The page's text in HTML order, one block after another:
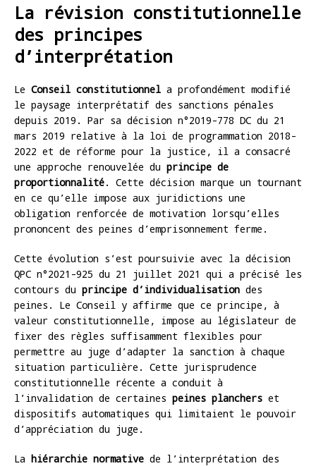
La révision constitutionnelle
des principes
d’interprétation
Le Conseil constitutionnel a profondément modifié
le paysage interprétatif des sanctions pénales
depuis 2019. Par sa décision n°2019-778 DC du 21
mars 2019 relative à la loi de programmation 2018-
2022 et de réforme pour la justice, il a consacré
une approche renouvelée du principe de
proportionnalité. Cette décision marque un tournant
en ce qu’elle impose aux juridictions une
obligation renforcée de motivation lorsqu’elles
prononcent des peines d’emprisonnement ferme.
Cette évolution s’est poursuivie avec la décision
QPC n°2021-925 du 21 juillet 2021 qui a précisé les
contours du principe d’individualisation des
peines. Le Conseil y affirme que ce principe, à
valeur constitutionnelle, impose au législateur de
fixer des règles suffisamment flexibles pour
permettre au juge d’adapter la sanction à chaque
situation particulière. Cette jurisprudence
constitutionnelle récente a conduit à
l’invalidation de certaines peines planchers et
dispositifs automatiques qui limitaient le pouvoir
d’appréciation du juge.
La hiérarchie normative de l’interprétation des